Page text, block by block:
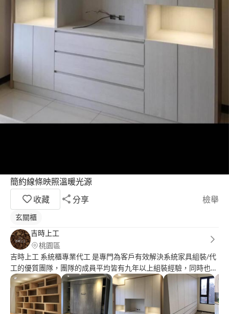
簡約線條映照溫暖光源
收藏
分享 檢舉
玄關櫃
吉時上工
桃園區
吉時上工 系統櫃專業代工 是專門為客戶有效解決系統家具組裝/代
工的優質團隊，團隊的成員平均皆有九年以上組裝經驗，同時也提
供了客製化帶料服務，效率和品質深得您的信賴